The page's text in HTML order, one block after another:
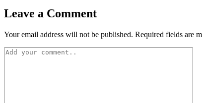
Leave a Comment
Your email address will not be published. Required fields are